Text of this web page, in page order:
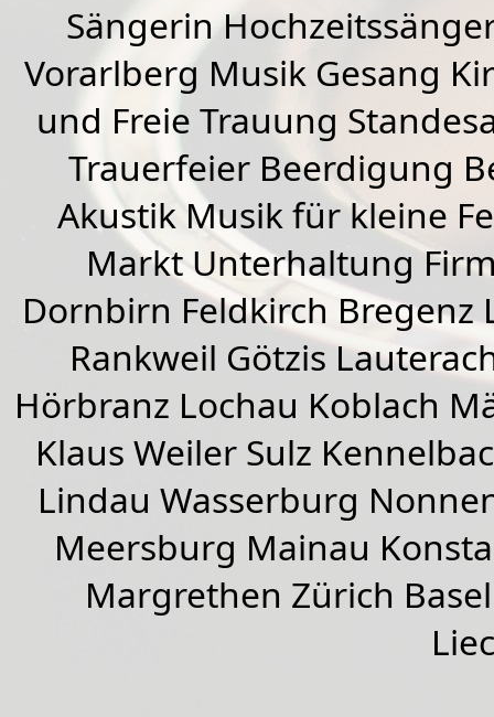
Sängerin
Vorarlberg Musik Gesang
und Freie Trauung
Trauerfeier Beerdigung
Akustik Musik für kleine
Markt Unterhaltung
Dornbirn Feldkirch Bregenz
Rankweil Götzis
Hörbranz Lochau Koblach
Klaus Weiler Sulz
Lindau Wasserburg
Meersburg Mainau
Margrethen Zürich